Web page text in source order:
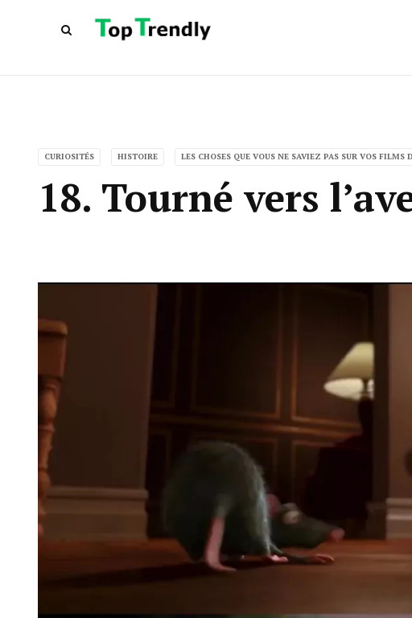
CURIOSITÉS HISTOIRE LES CHOSES QUE VOUS NE SAVIEZ PAS SUR VOS FILMS
18. Tourné vers